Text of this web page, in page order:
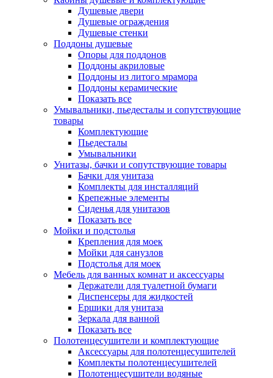
Душевые двери
Душевые ограждения
Душевые стенки
Поддоны душевые
Опоры для поддонов
Поддоны акриловые
Поддоны из литого мрамора
Поддоны керамические
Показать все
Умывальники, пьедесталы и сопутствующие
товары
Комплектующие
Пьедесталы
Умывальники
Унитазы, бачки и сопутствующие товары
Бачки для унитаза
Комплекты для инсталляций
Крепежные элементы
Сиденья для унитазов
Показать все
Мойки и подстолья
Крепления для моек
Мойки для санузлов
Подстолья для моек
Мебель для ванных комнат и аксессуары
Держатели для туалетной бумаги
Диспенсеры для жидкостей
Ершики для унитаза
Зеркала для ванной
Показать все
Полотенцесушители и комплектующие
Аксессуары для полотенцесушителей
Комплекты полотенцесушителей
Полотенцесушители водяные